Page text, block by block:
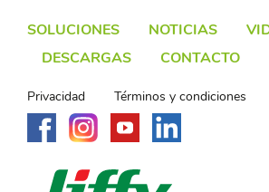
SOLUCIONES NOTICIAS
DESCARGAS
CONTACTO
Privacidad Términos y condiciones